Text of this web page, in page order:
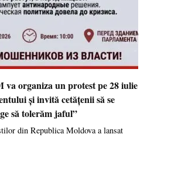
va organiza un protest pe 28 iulie
și invită cetățenii să se
să tolerăm jaful”
din Republica Moldova a lansat